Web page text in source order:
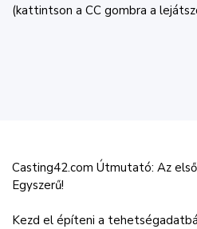
(kattintson a CC gombra a
Casting42.com Útmutató: Az
Egyszerű!
Kezd el építeni a